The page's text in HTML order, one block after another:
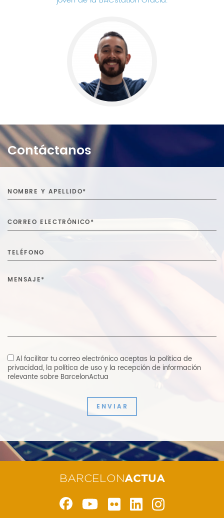
Contáctanos
Al facilitar tu correo electrónico aceptas la política de
privacidad, la política de uso y la recepción de información
relevante sobre BarcelonActua
ENVIAR
BARCELONACTUA